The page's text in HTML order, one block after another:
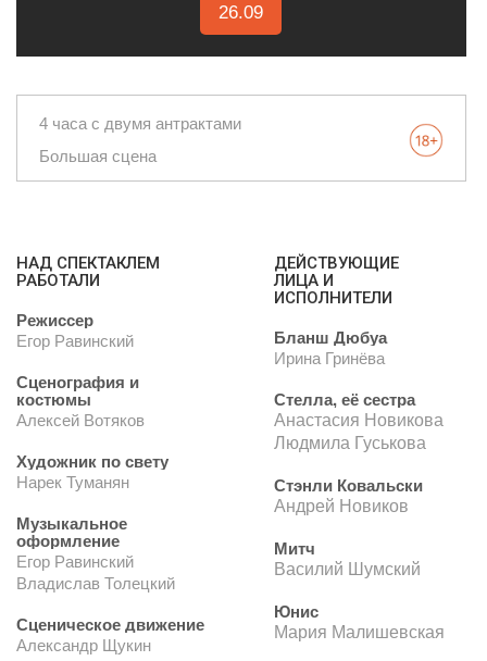
26.09
4 часа с двумя антрактами
Большая сцена
НАД СПЕКТАКЛЕМ
РАБОТАЛИ
Режиссер
Егор Равинский
Сценография и
костюмы
Алексей Вотяков
Художник по свету
Нарек Туманян
Музыкальное
оформление
Егор Равинский
Владислав Толецкий
Сценическое движение
Александр Щукин
ДЕЙСТВУЮЩИЕ
ЛИЦА И
ИСПОЛНИТЕЛИ
Бланш Дюбуа
Ирина Гринёва
Стелла, её сестра
Анастасия Новикова
Людмила Гуськова
Стэнли Ковальски
Андрей Новиков
Митч
Василий Шумский
Юнис
Мария Малишевская